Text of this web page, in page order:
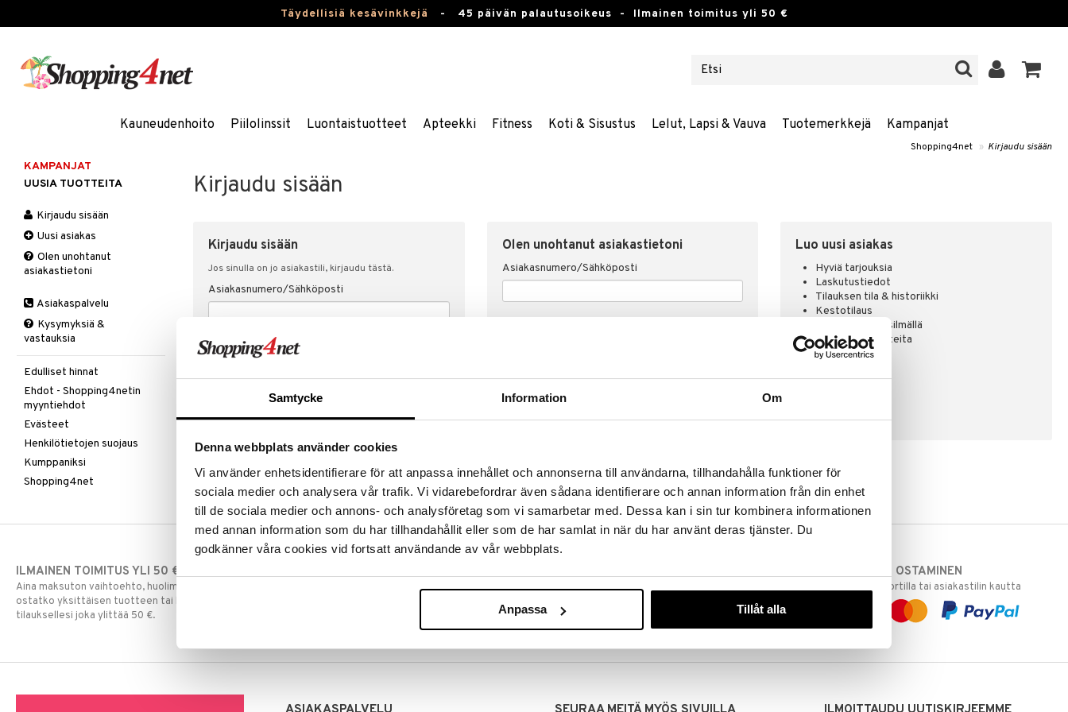
Samtycke Information Om
Denna webbplats använder cookies
Vi använder enhetsidentifierare för att anpassa innehållet och annonserna till användarna, tillhandahålla funktioner för
sociala medier och analysera vår trafik. Vi vidarebefordrar även sådana identifierare och annan information från din enhet
till de sociala medier och annons- och analysföretag som vi samarbetar med. Dessa kan i sin tur kombinera informationen
med annan information som du har tillhandahållit eller som de har samlat in när du har använt deras tjänster. Du
godkänner våra cookies vid fortsatt användande av vår webbplats.
Anpassa Tillåt alla
Täydellisiä kesävinkkejä - 45 päivän palautusoikeus - Ilmainen toimitus yli 50 €
Kauneudenhoito Piilolinssit Luontaistuotteet Apteekki Fitness Koti & Sisustus Lelut, Lapsi & Vauva Tuotemerkkejä Kampanjat
Shopping4net » Kirjaudu sisään
Kirjaudu sisään
Kirjaudu sisään
Jos sinulla on jo asiakastili, kirjaudu tästä.
Asiakasnumero/Sähköposti
Salasana
Olen unohtanut asiakastietoni
Asiakasnumero/Sähköposti
Luo uusi asiakas
Hyviä tarjouksia
Laskutustiedot
Tilauksen tila & historiikki
Kestotilaus
Pidä tuotteita silmällä
Arvostele tuotteita
Toivelistat
KAMPANJAT
UUSIA TUOTTEITA
Kirjaudu sisään
Uusi asiakas
Olen unohtanut
asiakastietoni
Asiakaspalvelu
Kysymyksiä &
vastauksia
Edulliset hinnat
Ehdot - Shopping4netin
myyntiehdot
Evästeet
Henkilötietojen suojaus
Kumppaniksi
Shopping4net
ILMAINEN TOIMITUS YLI 50 €
Aina maksuton vaihtoehto, huolimatta siitä
ostatko yksittäisen tuotteen tai koko
tilauksellesi joka ylittää 50 €.
Ennen kello 13.00 tehdyt tilaukset lähetetään
Ostamalla suuria eriä tuotteita varastoomme
voimme pitää hinnat alhaisina juuri Sinua varten!
Voit olla varma, että teet löytöjä sivuillamme.
TURVALLINEN OSTAMINEN
laskulla, pankkikortilla tai asiakastilin kautta